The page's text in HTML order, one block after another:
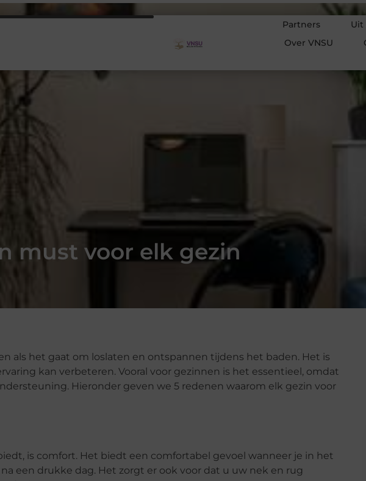
Partners
Uit
Over VNSU
must voor elk gezin
als het gaat om loslaten en ontspannen tijdens het baden. Het is
kan verbeteren. Vooral voor gezinnen is het essentieel, omdat
Hieronder geven we 5 redenen waarom elk gezin voor
is comfort. Het biedt een comfortabel gevoel wanneer je in het
een drukke dag. Het zorgt er ook voor dat u uw nek en rug